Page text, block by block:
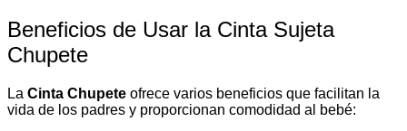
Beneficios de Usar la Cinta Sujeta
Chupete
La Cinta Chupete ofrece varios beneficios que facilitan la
vida de los padres y proporcionan comodidad al bebé: